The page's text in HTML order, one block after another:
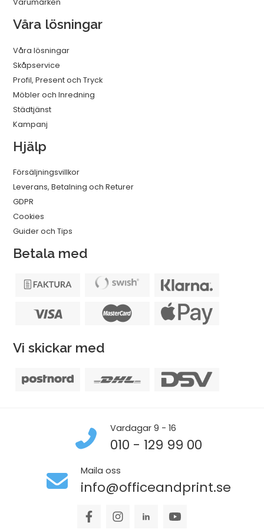
Varumärken
Våra lösningar
Våra lösningar
Skåpservice
Profil, Present och Tryck
Möbler och Inredning
Städtjänst
Kampanj
Hjälp
Försäljningsvillkor
Leverans, Betalning och Returer
GDPR
Cookies
Guider och Tips
Betala med
Vi skickar med
Vardagar 9 - 16
010 - 129 99 00
Maila oss
info@officeandprint.se